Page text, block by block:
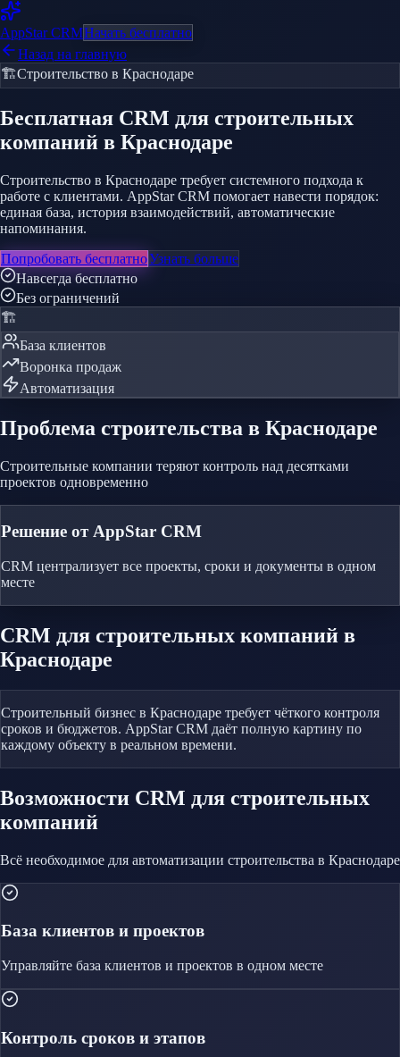
AppStarCRMНачать бесплатно
Назад на главную
🏗️Строительство в Краснодаре
Бесплатная CRM для строительных
компаний в Краснодаре
Строительство в Краснодаре требует системного подхода к
работе с клиентами. AppStar CRM помогает навести порядок:
единая база, история взаимодействий, автоматические
напоминания.
Попробовать бесплатноУзнать больше
Навсегда бесплатно
Без ограничений
🏗️
База клиентов
Воронка продаж
Автоматизация
Проблема строительства в Краснодаре
Строительные компании теряют контроль над десятками
проектов одновременно
Решение от AppStar CRM
CRM централизует все проекты, сроки и документы в одном
месте
CRM для строительных компаний в
Краснодаре
Строительный бизнес в Краснодаре требует чёткого контроля
сроков и бюджетов. AppStar CRM даёт полную картину по
каждому объекту в реальном времени.
Возможности CRM для строительных
компаний
Всё необходимое для автоматизации строительства в Краснодаре
База клиентов и проектов
Управляйте база клиентов и проектов в одном месте
Контроль сроков и этапов